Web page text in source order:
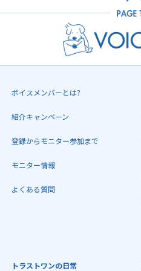
ボイスメンバーとは?
紹介キャンペーン
登録からモニター参加まで
モニター情報
よくある質問
トラストワンの日常